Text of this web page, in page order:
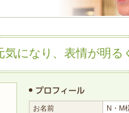
になり、表情が明る
お名前
N・M